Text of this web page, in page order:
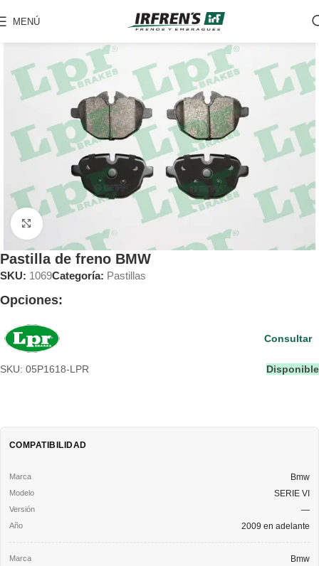
MENÚ
Pastilla de freno BMW
SKU: 1069Categoría: Pastillas
Opciones:
SKU: 05P1618-LPR Disponible
Consultar
COMPATIBILIDAD
Bmw
SERIE VI
—
2009 en adelante
Bmw